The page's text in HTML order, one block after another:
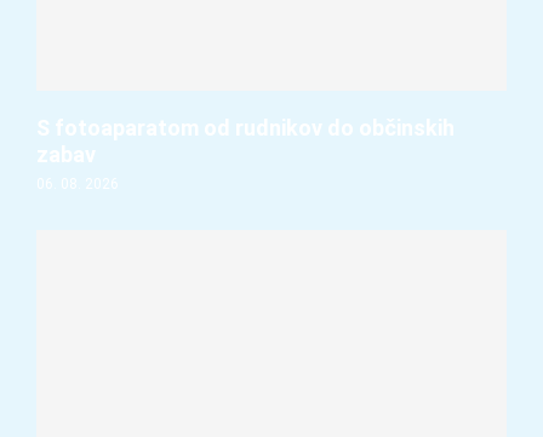
S fotoaparatom od rudnikov do občinskih
zabav
06. 08. 2026